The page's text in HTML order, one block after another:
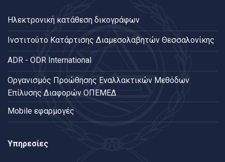
Ηλεκτρονική κατάθεση δικογράφων
Ινστιτούτο Κατάρτισης Διαμεσολαβητών Θεσσαλονίκης
ADR - ODR International
Oργανισμός Προώθησης Εναλλακτικών Μεθόδων
Επίλυσης Διαφορών ΟΠΕΜΕΔ
Mobile εφαρμογές
Υπηρεσίες